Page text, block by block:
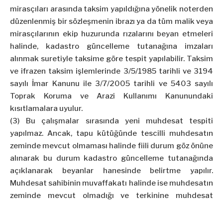
mirasçıları arasında taksim yapıldığına yönelik noterden
düzenlenmiş bir sözleşmenin ibrazı ya da tüm malik veya
mirasçılarının ekip huzurunda rızalarını beyan etmeleri
halinde, kadastro güncelleme tutanağına imzaları
alınmak suretiyle taksime göre tespit yapılabilir. Taksim
ve ifrazen taksim işlemlerinde 3/5/1985 tarihli ve 3194
sayılı İmar Kanunu ile 3/7/2005 tarihli ve 5403 sayılı
Toprak Koruma ve Arazi Kullanımı Kanunundaki
kısıtlamalara uyulur.
(3) Bu çalışmalar sırasında yeni muhdesat tespiti
yapılmaz. Ancak, tapu kütüğünde tescilli muhdesatın
zeminde mevcut olmaması halinde fiili durum göz önüne
alınarak bu durum kadastro güncelleme tutanağında
açıklanarak beyanlar hanesinde belirtme yapılır.
Muhdesat sahibinin muvaffakatı halinde ise muhdesatın
zeminde mevcut olmadığı ve terkinine muhdesat